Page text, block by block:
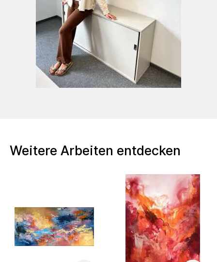
Kunst und Therapie nachzudenken.
BACHELOR OF ARTSAlanus Hochschule für
Kunst und Gesellschaft 2017 bis 2020Kunst-
Pädagogik-Therapie mit dem Schwerpunkt
Malerei
GRUPPENAUSSTELLUNG an der Alanus
Hochschule 2018 & 2019
Weitere Arbeiten entdecken